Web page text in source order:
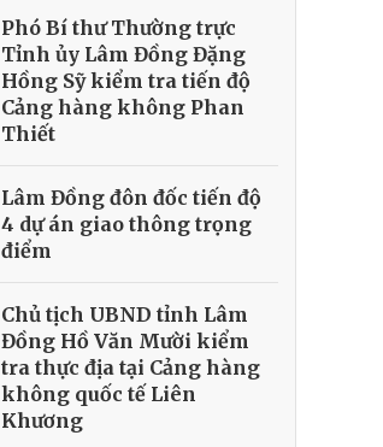
Phó Bí thư Thường trực
Tỉnh ủy Lâm Đồng Đặng
Hồng Sỹ kiểm tra tiến độ
Cảng hàng không Phan
Thiết
Lâm Đồng đôn đốc tiến độ
4 dự án giao thông trọng
điểm
Chủ tịch UBND tỉnh Lâm
Đồng Hồ Văn Mười kiểm
tra thực địa tại Cảng hàng
không quốc tế Liên
Khương